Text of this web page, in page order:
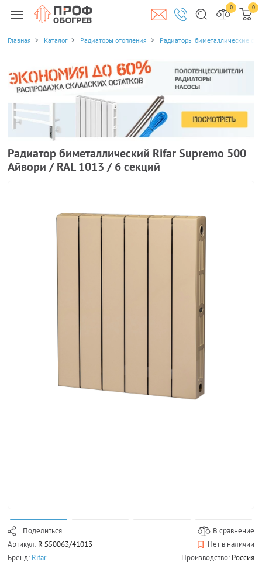
0 0
Главная Каталог Радиаторы отопления Радиаторы биметаллические
Радиатор биметаллический Rifar Supremo 500
Айвори / RAL 1013 / 6 секций
Поделиться
В сравнение
Артикул: R S50063/41013
Нет в наличии
Бренд: Rifar Производство: Россия